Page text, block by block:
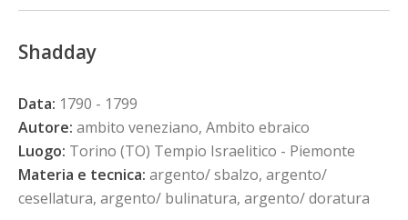
Shadday
Data: 1790 - 1799
Autore: ambito veneziano, Ambito ebraico
Luogo: Torino (TO) Tempio Israelitico - Piemonte
Materia e tecnica: argento/ sbalzo, argento/
cesellatura, argento/ bulinatura, argento/ doratura